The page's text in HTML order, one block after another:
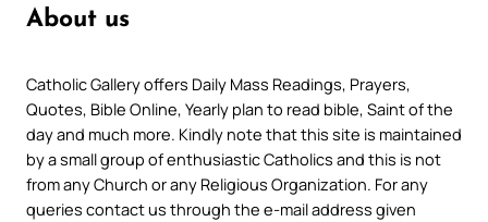
About us
Catholic Gallery offers Daily Mass Readings, Prayers,
Quotes, Bible Online, Yearly plan to read bible, Saint of the
day and much more. Kindly note that this site is maintained
by a small group of enthusiastic Catholics and this is not
from any Church or any Religious Organization. For any
queries contact us through the e-mail address given